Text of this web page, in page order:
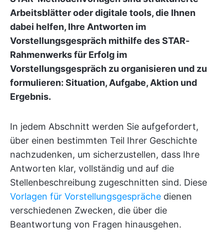
Arbeitsblätter oder digitale tools, die Ihnen
dabei helfen, Ihre Antworten im
Vorstellungsgespräch mithilfe des STAR-
Rahmenwerks für Erfolg im
Vorstellungsgespräch zu organisieren und zu
formulieren: Situation, Aufgabe, Aktion und
Ergebnis.
In jedem Abschnitt werden Sie aufgefordert,
über einen bestimmten Teil Ihrer Geschichte
nachzudenken, um sicherzustellen, dass Ihre
Antworten klar, vollständig und auf die
Stellenbeschreibung zugeschnitten sind. Diese
Vorlagen für Vorstellungsgespräche dienen
verschiedenen Zwecken, die über die
Beantwortung von Fragen hinausgehen.